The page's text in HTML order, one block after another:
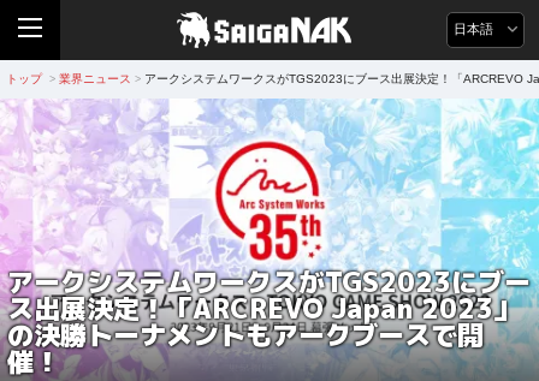
日本語
トップ > 業界ニュース > アークシステムワークスがTGS2023にブース出展決定！「ARCREVO
アークシステムワークスがTGS2023にブー
ス出展決定！「ARCREVO Japan 2023」
の決勝トーナメントもアークブースで開
催！